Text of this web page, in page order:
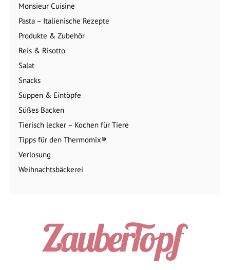
Monsieur Cuisine
Pasta – Italienische Rezepte
Produkte & Zubehör
Reis & Risotto
Salat
Snacks
Suppen & Eintöpfe
Süßes Backen
Tierisch lecker – Kochen für Tiere
Tipps für den Thermomix®
Verlosung
Weihnachtsbäckerei